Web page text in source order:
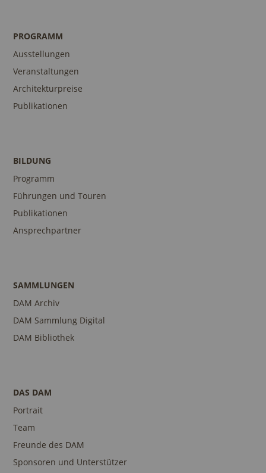
PROGRAMM
Ausstellungen
Veranstaltungen
Architekturpreise
Publikationen
BILDUNG
Programm
Führungen und Touren
Publikationen
Ansprechpartner
SAMMLUNGEN
DAM Archiv
DAM Sammlung Digital
DAM Bibliothek
DAS DAM
Portrait
Team
Freunde des DAM
Sponsoren und Unterstützer